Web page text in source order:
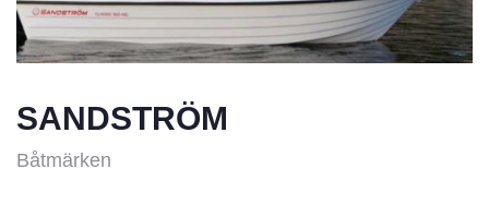
SANDSTRÖM
Båtmärken